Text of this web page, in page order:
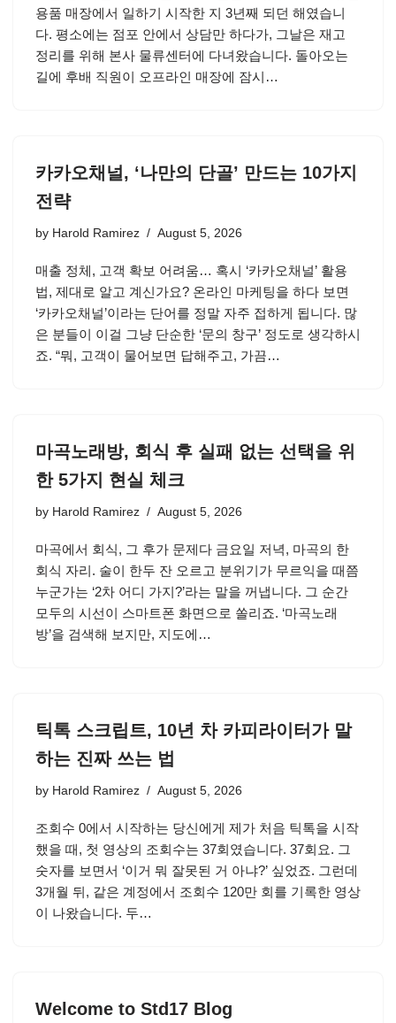
용품 매장에서 일하기 시작한 지 3년째 되던 해였습니
다. 평소에는 점포 안에서 상담만 하다가, 그날은 재고
정리를 위해 본사 물류센터에 다녀왔습니다. 돌아오는
길에 후배 직원이 오프라인 매장에 잠시…
카카오채널, ‘나만의 단골’ 만드는 10가지
전략
by Harold Ramirez August 5, 2026
매출 정체, 고객 확보 어려움… 혹시 ‘카카오채널’ 활용
법, 제대로 알고 계신가요? 온라인 마케팅을 하다 보면
‘카카오채널’이라는 단어를 정말 자주 접하게 됩니다. 많
은 분들이 이걸 그냥 단순한 ‘문의 창구’ 정도로 생각하시
죠. “뭐, 고객이 물어보면 답해주고, 가끔…
마곡노래방, 회식 후 실패 없는 선택을 위
한 5가지 현실 체크
by Harold Ramirez August 5, 2026
마곡에서 회식, 그 후가 문제다 금요일 저녁, 마곡의 한
회식 자리. 술이 한두 잔 오르고 분위기가 무르익을 때쯤
누군가는 ‘2차 어디 가지?’라는 말을 꺼냅니다. 그 순간
모두의 시선이 스마트폰 화면으로 쏠리죠. ‘마곡노래
방’을 검색해 보지만, 지도에…
틱톡 스크립트, 10년 차 카피라이터가 말
하는 진짜 쓰는 법
by Harold Ramirez August 5, 2026
조회수 0에서 시작하는 당신에게 제가 처음 틱톡을 시작
했을 때, 첫 영상의 조회수는 37회였습니다. 37회요. 그
숫자를 보면서 ‘이거 뭐 잘못된 거 아냐?’ 싶었죠. 그런데
3개월 뒤, 같은 계정에서 조회수 120만 회를 기록한 영상
이 나왔습니다. 두…
Welcome to Std17 Blog